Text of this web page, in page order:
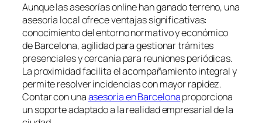
Aunque las asesorías online han ganado terreno, una
asesoría local ofrece ventajas significativas:
conocimiento del entorno normativo y económico
de Barcelona, agilidad para gestionar trámites
presenciales y cercanía para reuniones periódicas.
La proximidad facilita el acompañamiento integral y
permite resolver incidencias con mayor rapidez.
Contar con unaasesoría en Barcelonaproporciona
un soporte adaptado a la realidad empresarial de la